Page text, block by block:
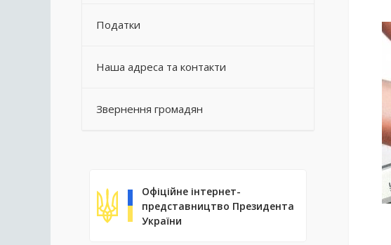
Податки
Наша адреса та контакти
Звернення громадян
Офіційне інтернет-
представництво Президента
України